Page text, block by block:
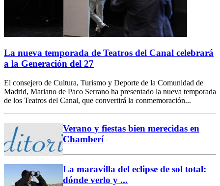
La nueva temporada de Teatros del Canal celebrará
a la Generación del 27
El consejero de Cultura, Turismo y Deporte de la Comunidad de
Madrid, Mariano de Paco Serrano ha presentado la nueva temporada
de los Teatros del Canal, que convertirá la conmemoración...
Verano y fiestas bien merecidas en
Chamberí
La maravilla del eclipse de sol total:
dónde verlo y ...